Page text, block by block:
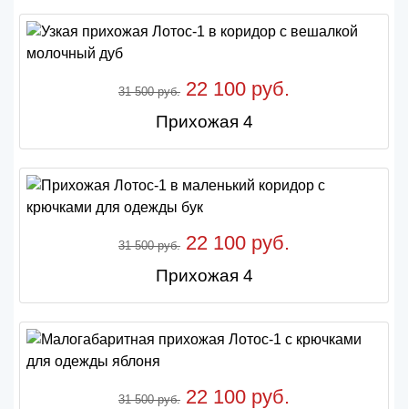
31 500 руб. 22 100 руб.
Прихожая 4
31 500 руб. 22 100 руб.
Прихожая 4
31 500 руб. 22 100 руб.